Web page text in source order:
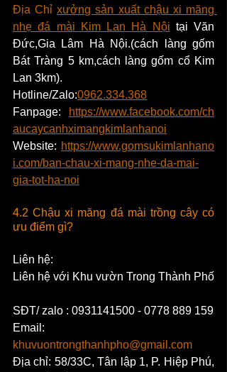
Địa Chỉ xưởng sản xuất chậu xi măng
nhẹ đá mài Kim Lan Hà Nội tại Văn
Đức,Gia Lâm Hà Nội.(cách làng gốm
Bát Tràng 5 km,cách làng gốm cổ Kim
Lan 3km).
Hotline/Zalo:0962.334.368
Fanpage:
https://www.facebook.com/ch
aucaycanhximangkimlanhanoi
Website: https://www.gomsukimlanhano
i.com/ban-chau-xi-mang-nhe-da-mai-
gia-tot-ha-noi
4.2 Chậu xi măng đá mài trồng cây có
ưu điểm gì?
Liên hệ:
Liên hệ với Khu vườn Trong Thành Phố
khuvuontrongthanhpho@gmail.com
Địa chỉ: 58/33C, Tân lập 1, P. Hiệp Phú,